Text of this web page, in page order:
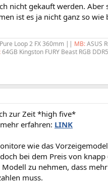
nicht gekauft werden.
ist es ja nicht ganz so
Loop 2 FX 360mm || MB:ASUS
64GB Kingston FURY Beast RGB
zur Zeit *high five*
erfahren: LINK
wie das
bei dem Preis von
zu nehmen, dass
muss.